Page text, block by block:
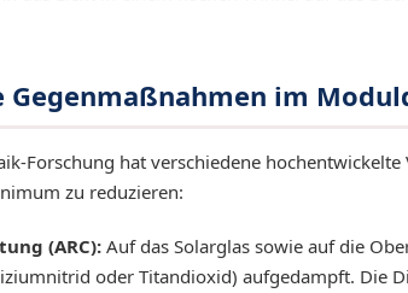
Gegenmaßnahmen im
Forschung hat verschiedene
zu reduzieren:
(ARC): Auf das Solarglas sowie auf die
oder Titandioxid) aufgedampft. Die